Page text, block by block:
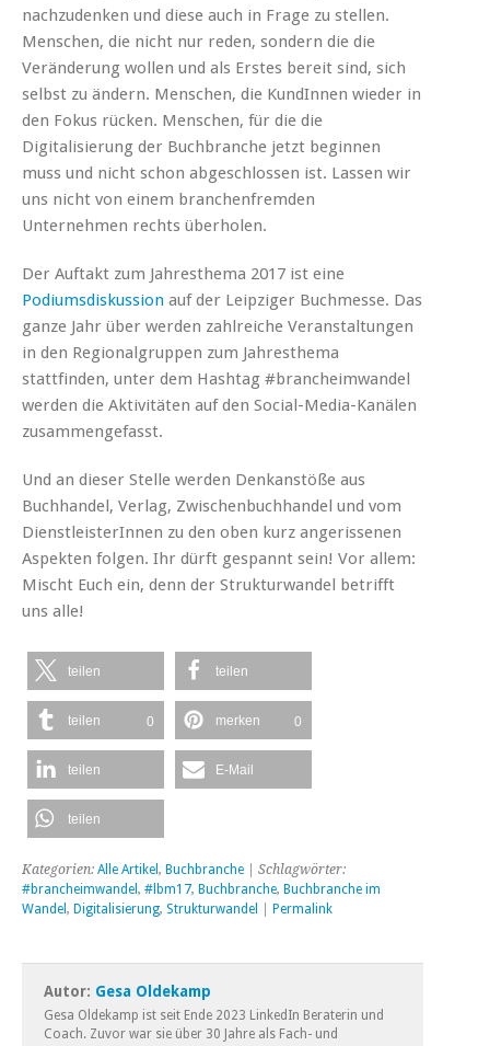
nachzudenken und diese auch in Frage zu stellen.
Menschen, die nicht nur reden, sondern die die
Veränderung wollen und als Erstes bereit sind, sich
selbst zu ändern. Menschen, die KundInnen wieder in
den Fokus rücken. Menschen, für die die
Digitalisierung der Buchbranche jetzt beginnen
muss und nicht schon abgeschlossen ist. Lassen wir
uns nicht von einem branchenfremden
Unternehmen rechts überholen.
Der Auftakt zum Jahresthema 2017 ist eine
Podiumsdiskussion auf der Leipziger Buchmesse. Das
ganze Jahr über werden zahlreiche Veranstaltungen
in den Regionalgruppen zum Jahresthema
stattfinden, unter dem Hashtag #brancheimwandel
werden die Aktivitäten auf den Social-Media-Kanälen
zusammengefasst.
Und an dieser Stelle werden Denkanstöße aus
Buchhandel, Verlag, Zwischenbuchhandel und vom
DienstleisterInnen zu den oben kurz angerissenen
Aspekten folgen. Ihr dürft gespannt sein! Vor allem:
Mischt Euch ein, denn der Strukturwandel betrifft
uns alle!
teilen teilen
teilen 0 merken 0
teilen E-Mail
teilen
Kategorien: Alle Artikel , Buchbranche | Schlagwörter:
#brancheimwandel , #lbm17, Buchbranche, Buchbranche im
Wandel , Digitalisierung, Strukturwandel Permalink
Autor: Gesa Oldekamp
Gesa Oldekamp ist seit Ende 2023 LinkedIn Beraterin und
Coach. Zuvor war sie über 30 Jahre als Fach- und